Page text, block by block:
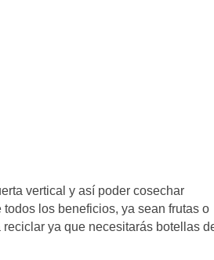
vertical y así poder cosechar
los beneficios, ya sean frutas o
ya que necesitarás botellas